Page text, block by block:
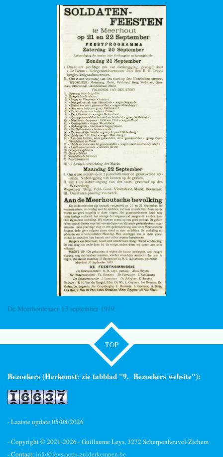
De Meerhoutenaer 13 september 1919
TOP
Bezoekers (Herkomst: zie tabblad "9. Bezoekers website"):
- Laatste update 05/08/2026
- Copyright © 2021-2026 - Guillaume Leys, 3272 Scherpenheuvel-Zichem
- Contact: info@leys-aerts-zuiderkempen.be